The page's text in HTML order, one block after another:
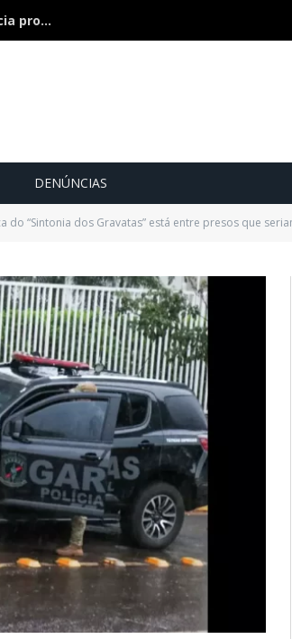
Bebê de 21 dias some, pai nega envolvimento e polícia procura a criança
DENÚNCIAS
do “Sintonia dos Gravatas” está entre presos que